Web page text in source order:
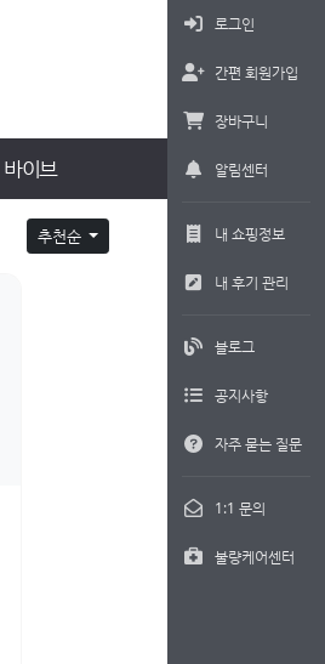
바이브
로그인
간편 회원가입
장바구니
알림센터
내 쇼핑정보
내 후기 관리
블로그
공지사항
자주 묻는 질문
1:1 문의
불량케어센터
추천순